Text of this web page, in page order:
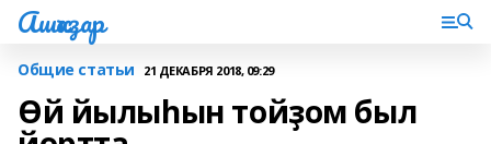
Ашҡаҙар
Общие статьи 21 ДЕКАБРЯ 2018, 09:29
Өй йылыһын тойҙом был